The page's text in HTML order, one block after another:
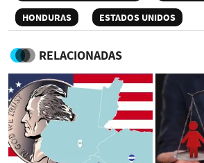
HONDURAS
ESTADOS UNIDOS
RELACIONADAS